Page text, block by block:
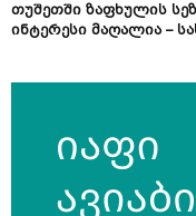
თუშეთში ზაფხულის
ინტერესი მაღალია –